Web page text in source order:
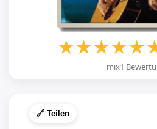
★★★★★
mix1
🔗 Teilen